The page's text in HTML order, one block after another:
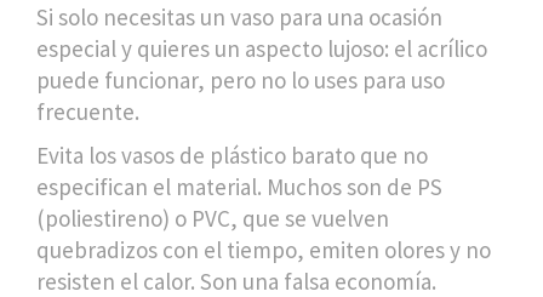
Si solo necesitas un vaso para una ocasión
especial y quieres un aspecto lujoso: el acrílico
puede funcionar, pero no lo uses para uso
frecuente.
Evita los vasos de plástico barato que no
especifican el material. Muchos son de PS
(poliestireno) o PVC, que se vuelven
quebradizos con el tiempo, emiten olores y no
resisten el calor. Son una falsa economía.